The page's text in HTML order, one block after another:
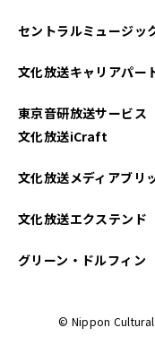
セントラルミュージッ
文化放送キャリアパー
東京音研放送サービス
文化放送iCraft
文化放送メディアブリ
文化放送エクステンド
グリーン・ドルフィン
© Nippon Cultural